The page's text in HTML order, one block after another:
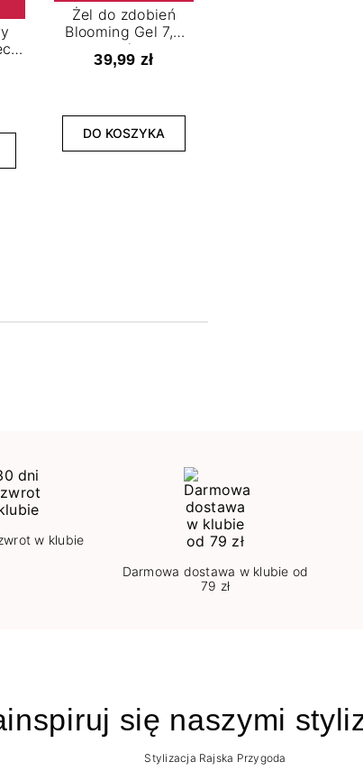
Żel do zdobień
Blooming Gel 7,2
ml
39,99 zł
DO KOSZYKA
w klubie
Darmowa dostawa w klubie od
79 zł
się naszymi
Stylizacja Rajska Przygoda